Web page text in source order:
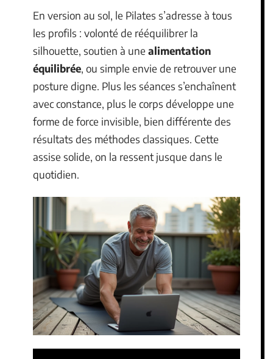
En version au sol, le Pilates s’adresse à tous
les profils : volonté de rééquilibrer la
silhouette, soutien à une alimentation
équilibrée, ou simple envie de retrouver une
posture digne. Plus les séances s’enchaînent
avec constance, plus le corps développe une
forme de force invisible, bien différente des
résultats des méthodes classiques. Cette
assise solide, on la ressent jusque dans le
quotidien.